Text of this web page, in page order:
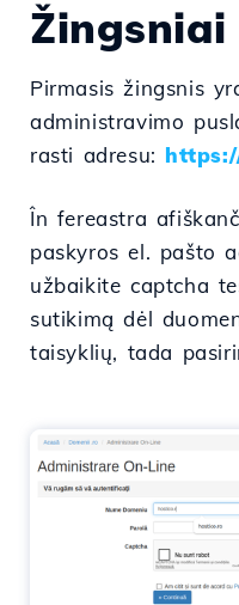
Žingsniai
Pirmasis žingsnis
administravimo
rasti adresu:
În fereastra
paskyros el. pašto
užbaikite captcha
sutikimą dėl
taisyklių, tada